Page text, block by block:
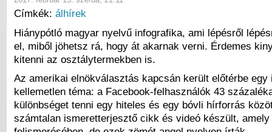
Címkék: álhírek
Hiánypótló magyar nyelvű infografika, ami lépésről
el, miből jöhetsz rá, hogy át akarnak verni. Érdemes
kitenni az osztálytermekben is.
Az amerikai elnökválasztás kapcsán került előtérbe egy
kellemetlen téma: a Facebook-felhasználók 43
különbséget tenni egy hiteles és egy bóvli hírforrás
számtalan ismeretterjesztő cikk és videó készült,